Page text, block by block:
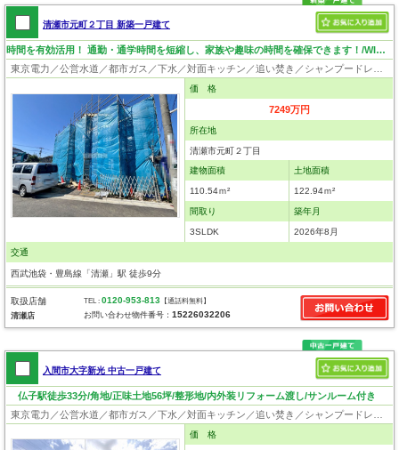
清瀬市元町２丁目 新築一戸建て
時間を有効活用！ 通勤・通学時間を短縮し、家族や趣味の時間を確保できます！/WIC3ヶ所付き
東京電力／公営水道／都市ガス／下水／対面キッチン／追い焚き／シャンプードレッサー／浴室換気乾燥機／ウォシュレット／システムキッチン／食器洗浄乾燥器／浄水器／床下収納／ウォークインクローゼット／フローリング／床暖房／クローゼット／フラット35適合証明書
価 格
7249万円
所在地
清瀬市元町２丁目
建物面積
110.54ｍ²
土地面積
122.94ｍ²
間取り
3SLDK
築年月
2026年8月
交通
西武池袋・豊島線「清瀬」駅 徒歩9分
取扱店舗
清瀬店
TEL :0120-953-813 【通話料無料】
お問い合わせ物件番号：15226032206
入間市大字新光 中古一戸建て
仏子駅徒歩33分/角地/正味土地56坪/整形地/内外装リフォーム渡し/サンルーム付き
価 格